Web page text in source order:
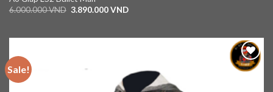
6.000.000VND 3.890.000VND
Sale!
Add to